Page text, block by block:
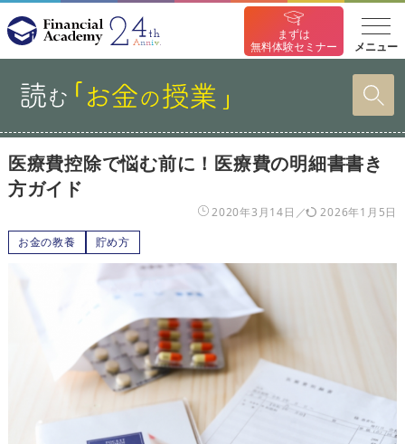
まずは
無料体験セミナー
メニュー
医療費控除で悩む前に！医療費の明細書書き
方ガイド
2020年3月14日
2026年1月5日
お金の教養
貯め方